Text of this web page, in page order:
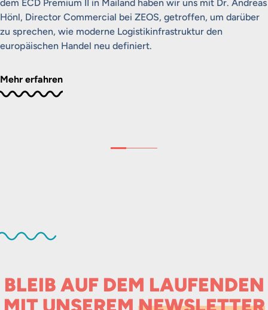
dem ECD Premium II in Mailand haben wir uns mit Dr. Andreas
Hönl, Director Commercial bei ZEOS, getroffen, um darüber
zu sprechen, wie moderne Logistikinfrastruktur den
europäischen Handel neu definiert.
Mehr erfahren
BLEIB AUF DEM LAUFENDEN